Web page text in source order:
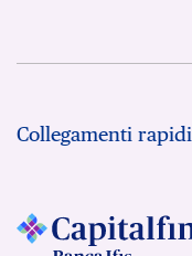
Collegamenti rapidi